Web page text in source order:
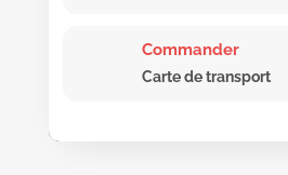
Commander
Carte de transport